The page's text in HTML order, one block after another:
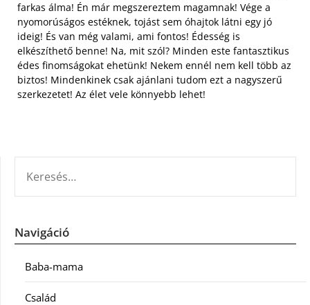
farkas álma! Én már megszereztem magamnak! Vége a
nyomorúságos estéknek, tojást sem óhajtok látni egy jó
ideig! És van még valami, ami fontos! Édesség is
elkészíthető benne! Na, mit szól? Minden este fantasztikus
édes finomságokat ehetünk! Nekem ennél nem kell több az
biztos! Mindenkinek csak ajánlani tudom ezt a nagyszerű
szerkezetet! Az élet vele könnyebb lehet!
Navigáció
Baba-mama
Család